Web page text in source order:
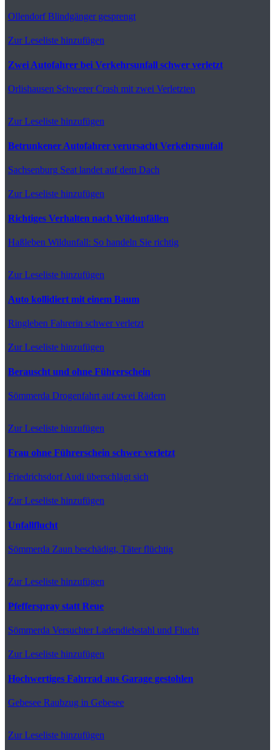
OllendorfBlindgänger gesprengt
Zur Leseliste hinzufügen
Zwei Autofahrer bei Verkehrsunfall schwer verletzt
Orlishausen Schwerer Crash mit zwei Verletzten
Zur Leseliste hinzufügen
Betrunkener Autofahrer verursacht Verkehrsunfall
Sachsenburg Seat landet auf dem Dach
Zur Leseliste hinzufügen
Richtiges Verhalten nach Wildunfällen
Haßleben Wildunfall: So handeln Sie richtig
Zur Leseliste hinzufügen
Auto kollidiert mit einem Baum
Ringleben Fahrerin schwer verletzt
Zur Leseliste hinzufügen
Berauscht und ohne Führerschein
Sömmerda Drogenfahrt auf zwei Rädern
Zur Leseliste hinzufügen
Frau ohne Führerschein schwer verletzt
FriedrichsdorfAudi überschlägt sich
Zur Leseliste hinzufügen
Unfallflucht
Sömmerda Zaun beschädigt, Täter flüchtig
Zur Leseliste hinzufügen
Pfefferspray statt Reue
Sömmerda Versuchter Ladendiebstahl und Flucht
Zur Leseliste hinzufügen
Hochwertiges Fahrrad aus Garage gestohlen
Gebesee Raubzug in Gebesee
Zur Leseliste hinzufügen